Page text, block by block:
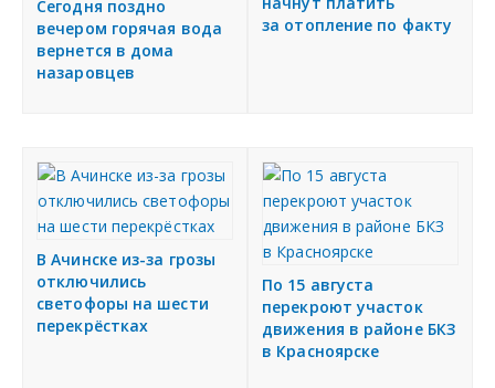
Подать объявление
Создание сайтов
Сегодня поздно
вечером горячая вода
вернется в дома
назаровцев
за отопление по факту
В Ачинске из-за грозы
отключились
светофоры на шести
перекрёстках
По 15 августа
перекроют участок
движения в районе БКЗ
в Красноярске